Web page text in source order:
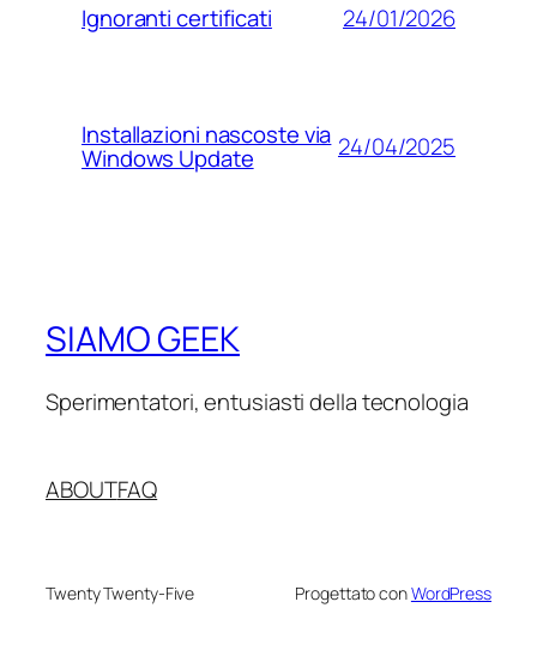
Ignoranti certificati 24/01/2026
Installazioni nascoste via
Windows Update 24/04/2025
SIAMO GEEK
Sperimentatori, entusiasti della tecnologia
ABOUTFAQ
Twenty Twenty-Five Progettato conWordPress